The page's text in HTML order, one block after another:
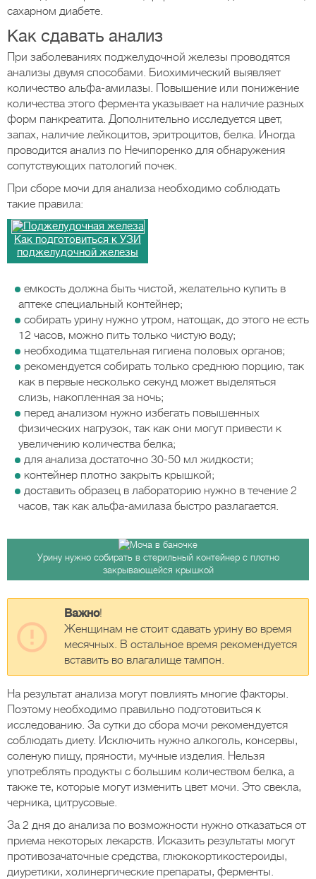
сахарном диабете.
Как сдавать анализ
При заболеваниях поджелудочной железы проводятся
анализы двумя способами. Биохимический выявляет
количество альфа-амилазы. Повышение или понижение
количества этого фермента указывает на наличие разных
форм панкреатита. Дополнительно исследуется цвет,
запах, наличие лейкоцитов, эритроцитов, белка. Иногда
проводится анализ по Нечипоренко для обнаружения
сопутствующих патологий почек.
При сборе мочи для анализа необходимо соблюдать
такие правила:
Как подготовиться к УЗИ
поджелудочной железы
емкость должна быть чистой, желательно купить в
аптеке специальный контейнер;
собирать урину нужно утром, натощак, до этого не есть
12 часов, можно пить только чистую воду;
необходима тщательная гигиена половых органов;
рекомендуется собирать только среднюю порцию, так
как в первые несколько секунд может выделяться
слизь, накопленная за ночь;
перед анализом нужно избегать повышенных
физических нагрузок, так как они могут привести к
увеличению количества белка;
для анализа достаточно 30-50 мл жидкости;
контейнер плотно закрыть крышкой;
доставить образец в лабораторию нужно в течение 2
часов, так как альфа-амилаза быстро разлагается.
Урину нужно собирать в стерильный контейнер с плотно
закрывающейся крышкой
Важно!
Женщинам не стоит сдавать урину во время
месячных. В остальное время рекомендуется
вставить во влагалище тампон.
На результат анализа могут повлиять многие факторы.
Поэтому необходимо правильно подготовиться к
исследованию. За сутки до сбора мочи рекомендуется
соблюдать диету. Исключить нужно алкоголь, консервы,
соленую пищу, пряности, мучные изделия. Нельзя
употреблять продукты с большим количеством белка, а
также те, которые могут изменить цвет мочи. Это свекла,
черника, цитрусовые.
За 2 дня до анализа по возможности нужно отказаться от
приема некоторых лекарств. Исказить результаты могут
противозачаточные средства, глюкокортикостероиды,
диуретики, холинергические препараты, ферменты.